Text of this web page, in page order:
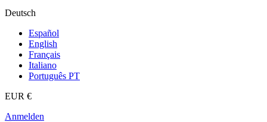
Deutsch
Español
English
Français
Italiano
Português PT
EUR €
Anmelden